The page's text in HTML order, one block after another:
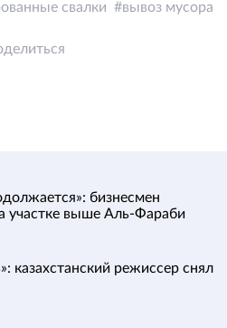
свалки вывоз мусора
бизнесмен
участке выше Аль-Фараби
казахстанский режиссер снял